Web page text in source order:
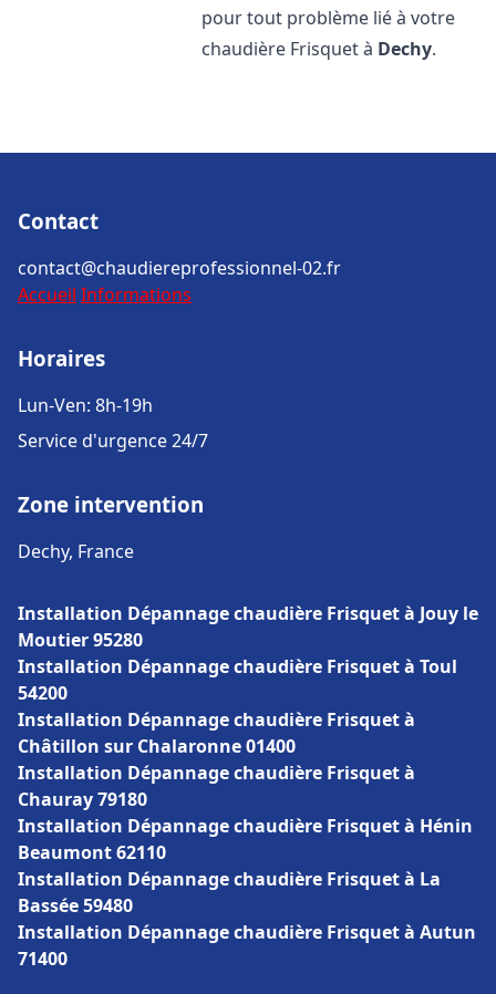
pour tout problème lié à votre
chaudière Frisquet à Dechy.
Contact
contact@chaudiereprofessionnel-02.fr
Accueil Informations
Horaires
Lun-Ven: 8h-19h
Service d'urgence 24/7
Zone intervention
Dechy, France
Installation Dépannage chaudière Frisquet à Jouy le
Moutier 95280
Installation Dépannage chaudière Frisquet à Toul
54200
Installation Dépannage chaudière Frisquet à
Châtillon sur Chalaronne 01400
Installation Dépannage chaudière Frisquet à
Chauray 79180
Installation Dépannage chaudière Frisquet à Hénin
Beaumont 62110
Installation Dépannage chaudière Frisquet à La
Bassée 59480
Installation Dépannage chaudière Frisquet à Autun
71400